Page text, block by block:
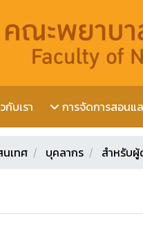
กับเรา การจัดการสอนแล
นเทศ บุคลากร สำหรับผู้